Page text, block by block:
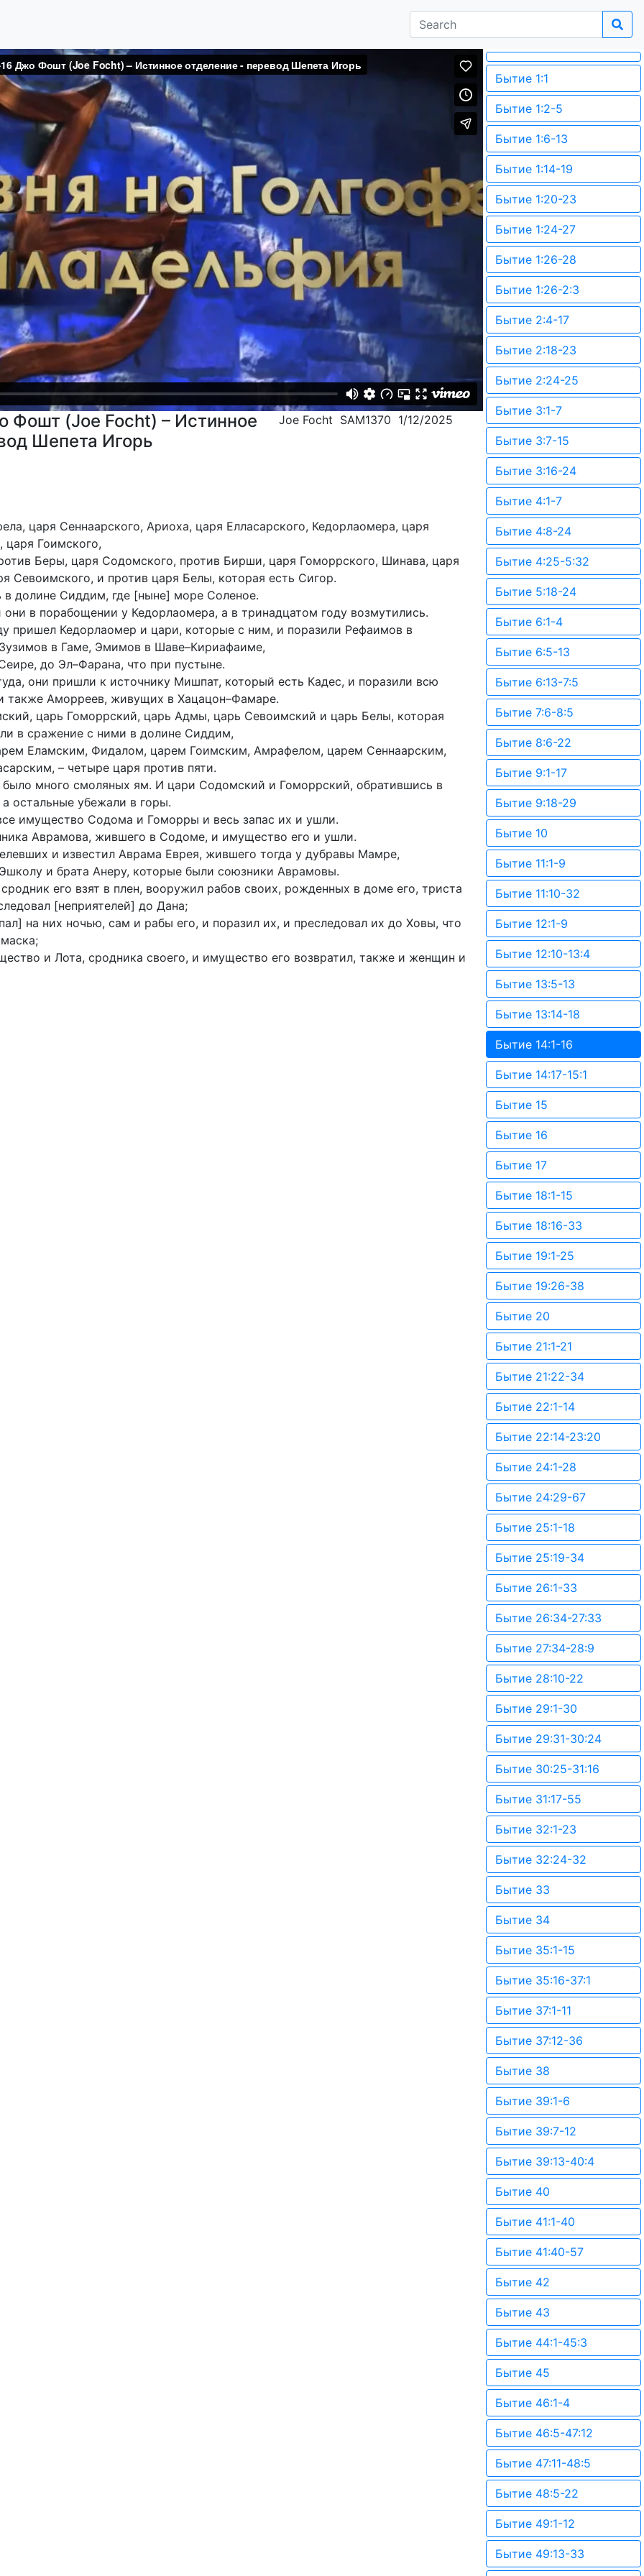
Фошт (Joe Focht) – Истинное
Шепета Игорь
Joe Focht SAM1370 1/12/2025
царя Сеннаарского, Ариоха, царя Елласарского, Кедорлаомера, царя
царя Гоимского,
Беры, царя Содомского, против Бирши, царя Гоморрского, Шинава, царя
Севоимского, и против царя Белы, которая есть Сигор.
в долине Сиддим, где [ныне] море Соленое.
они в порабощении у Кедорлаомера, а в тринадцатом году возмутились.
пришел Кедорлаомер и цари, которые с ним, и поразили Рефаимов в
в Гаме, Эмимов в Шаве–Кириафаиме,
до Эл–Фарана, что при пустыне.
они пришли к источнику Мишпат, который есть Кадес, и поразили всю
также Аморреев, живущих в Хацацон–Фамаре.
царь Гоморрский, царь Адмы, царь Севоимский и царь Белы, которая
в сражение с ними в долине Сиддим,
Еламским, Фидалом, царем Гоимским, Амрафелом, царем Сеннаарским,
– четыре царя против пяти.
много смоляных ям. И цари Содомский и Гоморрский, обратившись в
а остальные убежали в горы.
имущество Содома и Гоморры и весь запас их и ушли.
Аврамова, жившего в Содоме, и имущество его и ушли.
и известил Аврама Еврея, жившего тогда у дубравы Мамре,
и брата Анеру, которые были союзники Аврамовы.
его взят в плен, вооружил рабов своих, рожденных в доме его, триста
[неприятелей] до Дана;
на них ночью, сам и рабы его, и поразил их, и преследовал их до Ховы, что
и Лота, сродника своего, и имущество его возвратил, также и женщин и
Бытие 1:1
Бытие 1:2-5
Бытие 1:6-13
Бытие 1:14-19
Бытие 1:20-23
Бытие 1:24-27
Бытие 1:26-28
Бытие 1:26-2:3
Бытие 2:4-17
Бытие 2:18-23
Бытие 2:24-25
Бытие 3:1-7
Бытие 3:7-15
Бытие 3:16-24
Бытие 4:1-7
Бытие 4:8-24
Бытие 4:25-5:32
Бытие 5:18-24
Бытие 6:1-4
Бытие 6:5-13
Бытие 6:13-7:5
Бытие 7:6-8:5
Бытие 8:6-22
Бытие 9:1-17
Бытие 9:18-29
Бытие 10
Бытие 11:1-9
Бытие 11:10-32
Бытие 12:1-9
Бытие 12:10-13:4
Бытие 13:5-13
Бытие 13:14-18
Бытие 14:1-16
Бытие 14:17-15:1
Бытие 15
Бытие 16
Бытие 17
Бытие 18:1-15
Бытие 18:16-33
Бытие 19:1-25
Бытие 19:26-38
Бытие 20
Бытие 21:1-21
Бытие 21:22-34
Бытие 22:1-14
Бытие 22:14-23:20
Бытие 24:1-28
Бытие 24:29-67
Бытие 25:1-18
Бытие 25:19-34
Бытие 26:1-33
Бытие 26:34-27:33
Бытие 27:34-28:9
Бытие 28:10-22
Бытие 29:1-30
Бытие 29:31-30:24
Бытие 30:25-31:16
Бытие 31:17-55
Бытие 32:1-23
Бытие 32:24-32
Бытие 33
Бытие 34
Бытие 35:1-15
Бытие 35:16-37:1
Бытие 37:1-11
Бытие 37:12-36
Бытие 38
Бытие 39:1-6
Бытие 39:7-12
Бытие 39:13-40:4
Бытие 40
Бытие 41:1-40
Бытие 41:40-57
Бытие 42
Бытие 43
Бытие 44:1-45:3
Бытие 45
Бытие 46:1-4
Бытие 46:5-47:12
Бытие 47:11-48:5
Бытие 48:5-22
Бытие 49:1-12
Бытие 49:13-33